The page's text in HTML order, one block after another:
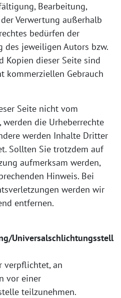
Bearbeitung,
Verwertung außerhalb
bedürfen der
jeweiligen Autors bzw.
Kopien dieser Seite sind
kommerziellen Gebrauch
Seite nicht vom
die Urheberrechte
werden Inhalte Dritter
Sollten Sie trotzdem auf
aufmerksam werden,
Hinweis. Bei
werden wir
entfernen.
Universalschlichtungsstell
verpflichtet, an
vor einer
teilzunehmen.